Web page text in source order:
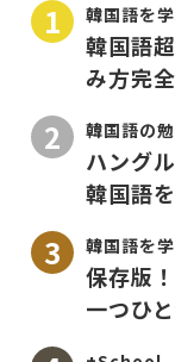
韓国語を
韓国語
み方完
韓国語の
ハング
韓国語
韓国語を
保存版
一つひ